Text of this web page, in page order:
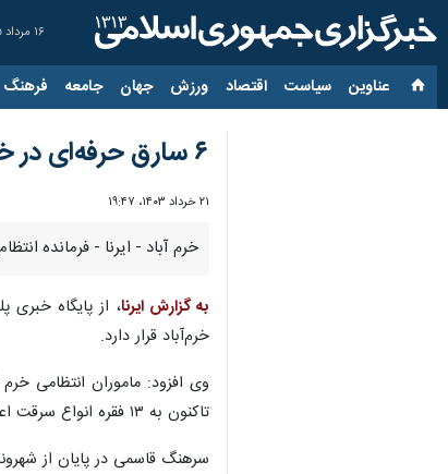
۱۶ مرداد ۱۴۰۵
عناوین‌ سیاست اقتصاد ورزش جهان جامعه فرهنگ
۶ سارق حرفه‌ای در خرم‌آباد دستگیر شدند
۲۱ خرداد ۱۴۰۳، ۱۹:۴۷
خرم آباد - ایرنا - فرمانده انتظامی خرم آباد گفت: ۶ سارق حرفه ای در این
به گزارش ایرنا، از پایگاه
خرم‌آباد قرار دارد.
تاکنون به ۱۳ فقره انواع سرقت اعتراف و همراه پرونده تحویل مراجع قضایی شدند.
سرهنگ قاسمی در پایان از شهروندان